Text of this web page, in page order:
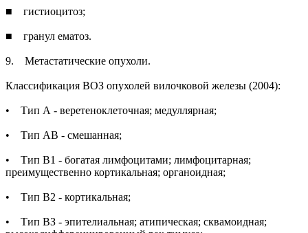
■ гистиоцитоз;
■ гранул ематоз.
9. Метастатические опухоли.
Классификация ВОЗ опухолей вилочковой железы (2004):
• Тип А - веретеноклеточная; медуллярная;
• Тип АВ - смешанная;
• Тип В1 - богатая лимфоцитами; лимфоцитарная;
преимущественно кортикальная; органоидная;
• Тип В2 - кортикальная;
• Тип ВЗ - эпителиальная; атипическая; сквамоидная;